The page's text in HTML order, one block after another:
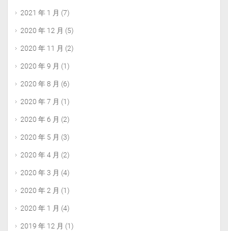
2021 年 1 月 (7)
2020 年 12 月 (5)
2020 年 11 月 (2)
2020 年 9 月 (1)
2020 年 8 月 (6)
2020 年 7 月 (1)
2020 年 6 月 (2)
2020 年 5 月 (3)
2020 年 4 月 (2)
2020 年 3 月 (4)
2020 年 2 月 (1)
2020 年 1 月 (4)
2019 年 12 月 (1)